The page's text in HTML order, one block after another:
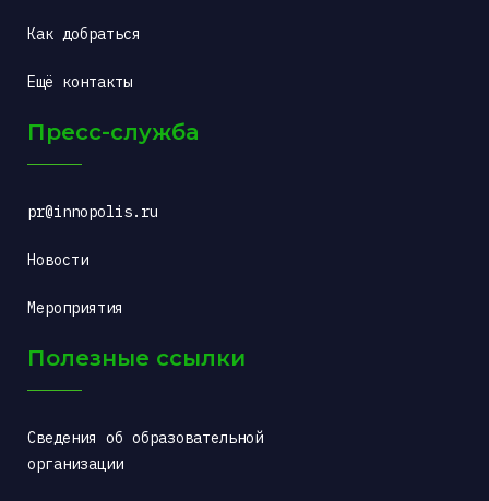
Как добраться
Ещё контакты
Пресс-служба
pr@innopolis.ru
Новости
Мероприятия
Полезные ссылки
Сведения об образовательной
организации